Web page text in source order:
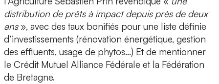
distribution de prêts à impact depuis près de deux
ans», avec des taux bonifiés pour une liste définie
d’investissements (rénovation énergétique, gestion
des effluents, usage de phytos…) Et de mentionner
le Crédit Mutuel Alliance Fédérale et la Fédération
de Bretagne.